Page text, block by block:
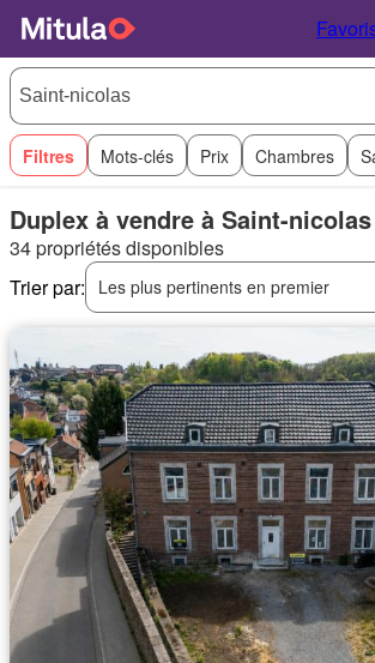
Filtres Mots-clés Prix Chambres
Duplex à vendre à Saint-nicolas
34 propriétés disponibles
Trier par:
Les plus pertinents en premier